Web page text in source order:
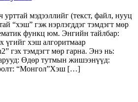
мэдээллийг (текст, файл, нууц
“хэш” гэж нэрлэгддэг тэмдэгт мөр
функц юм. Энгийн тайлбар:
үгийг хэш алгоритмаар
гэх тэмдэгт мөр гарна. Энэ нь:
Өдөр тутмын жишээнүүд:
“Монгол”Хэш […]